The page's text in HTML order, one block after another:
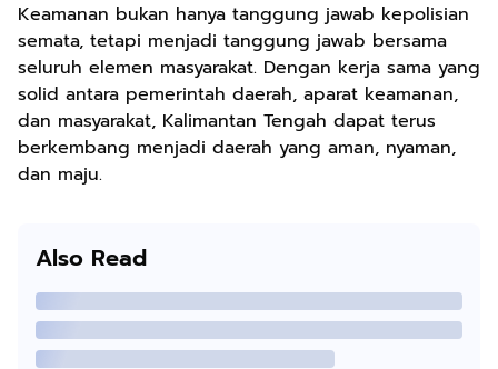
Keamanan bukan hanya tanggung jawab kepolisian
semata, tetapi menjadi tanggung jawab bersama
seluruh elemen masyarakat. Dengan kerja sama yang
solid antara pemerintah daerah, aparat keamanan,
dan masyarakat, Kalimantan Tengah dapat terus
berkembang menjadi daerah yang aman, nyaman,
dan maju.
Also Read